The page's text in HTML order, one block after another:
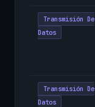
Transmisión De
Datos
Transmisión De
Datos